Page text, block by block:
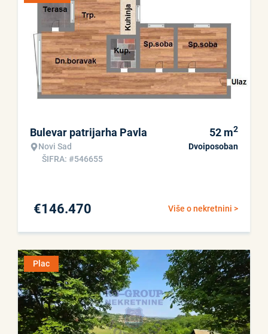
Bulevar patrijarha Pavla
Novi Sad
ŠIFRA: #546655
52 m2
Dvoiposoban
Više o nekretnini >
€146.470
Plac